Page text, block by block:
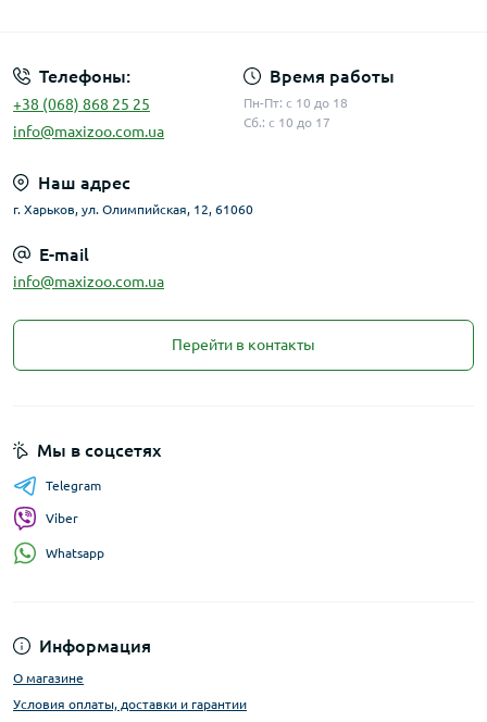
Телефоны:
+38 (068) 868 25 25
info@maxizoo.com.ua
Время работы
Пн-Пт: с 10 до 18
Сб.: с 10 до 17
Наш адрес
г. Харьков, ул. Олимпийская, 12, 61060
E-mail
info@maxizoo.com.ua
Перейти в контакты
Информация
О магазине
Условия оплаты, доставки и гарантии
Мы в соцсетях
Telegram
Viber
Whatsapp